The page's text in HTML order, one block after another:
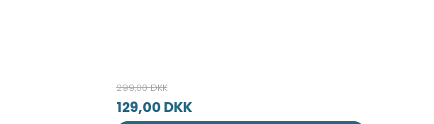
299,00 DKK
129,00 DKK